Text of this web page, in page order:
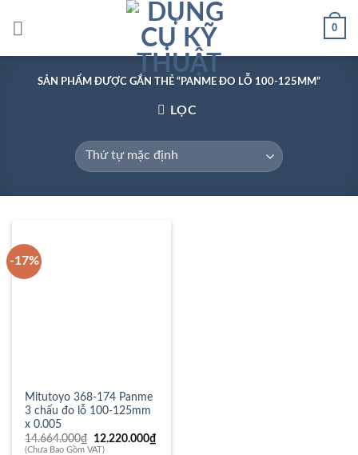
0
SẢN PHẨM ĐƯỢC GẮN THẺ “PANME ĐO LỖ 100-125MM”
LỌC
-17%
Mitutoyo 368-174 Panme
3 chấu đo lỗ 100-125mm
x 0.005
14.664.000₫
Giá
gốc
12.220.000₫
(Chưa Bao Gồm VAT)